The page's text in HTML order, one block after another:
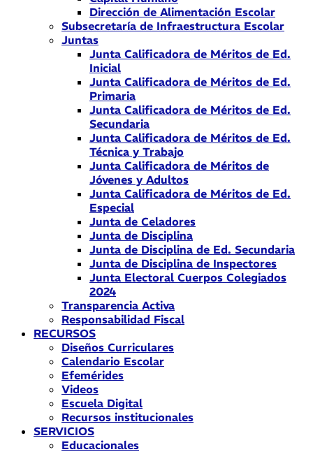
Dirección de Alimentación Escolar
Subsecretaría de Infraestructura Escolar
Juntas
Junta Calificadora de Méritos de Ed.
Inicial
Junta Calificadora de Méritos de Ed.
Primaria
Junta Calificadora de Méritos de Ed.
Secundaria
Junta Calificadora de Méritos de Ed.
Técnica y Trabajo
Junta Calificadora de Méritos de
Jóvenes y Adultos
Junta Calificadora de Méritos de Ed.
Especial
Junta de Celadores
Junta de Disciplina
Junta de Disciplina de Ed. Secundaria
Junta de Disciplina de Inspectores
Junta Electoral Cuerpos Colegiados
2024
Transparencia Activa
Responsabilidad Fiscal
RECURSOS
Diseños Curriculares
Calendario Escolar
Efemérides
Videos
Escuela Digital
Recursos institucionales
SERVICIOS
Educacionales